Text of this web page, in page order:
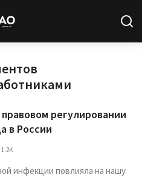
регулировании
в России
1.2K
инфекции повлияла на нашу